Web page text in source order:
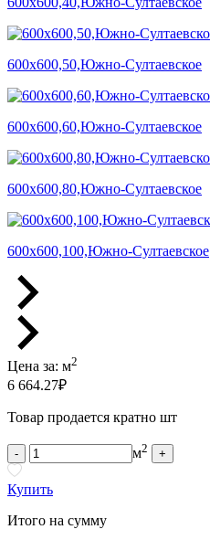
600х600,50,Южно-Султаевское
600х600,60,Южно-Султаевское
600х600,80,Южно-Султаевское
600х600,100,Южно-Султаевское
Цена за: м2
6 664.27₽
Товар продается кратно шт
- м2 +
Купить
Итого на сумму